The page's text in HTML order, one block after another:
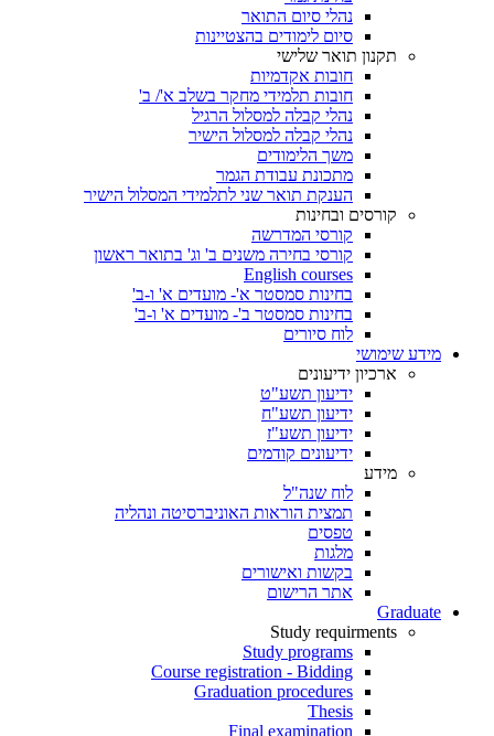
נהלי סיום התואר
סיום לימודים בהצטיינות
תקנון תואר שלישי
חובות אקדמיות
חובות תלמידי מחקר בשלב א'/ ב'
נהלי קבלה למסלול הרגיל
נהלי קבלה למסלול הישיר
משך הלימודים
מתכונת עבודת הגמר
הענקת תואר שני לתלמידי המסלול הישיר
קורסים ובחינות
קורסי המדרשה
קורסי בחירה משנים ב' וג' בתואר ראשון
English courses
בחינות סמסטר א'- מועדים א' ו-ב'
בחינות סמסטר ב'- מועדים א' ו-ב'
לוח סיורים
מידע שימושי
ארכיון ידיעונים
ידיעון תשע"ט
ידיעון תשע"ח
ידיעון תשע"ז
ידיעונים קודמים
מידע
לוח שנה"ל
תמצית הוראות האוניברסיטה ונהליה
טפסים
מלגות
בקשות ואישורים
אתר הרישום
Graduate
Study requirments
Study programs
Course registration - Bidding
Graduation procedures
Thesis
Final examination